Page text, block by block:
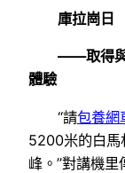
庫拉崗日
——取得
體驗
“請包養網
5200米的白馬
峰。”對講機